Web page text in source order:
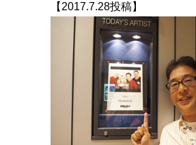
【2017.7.28投稿】